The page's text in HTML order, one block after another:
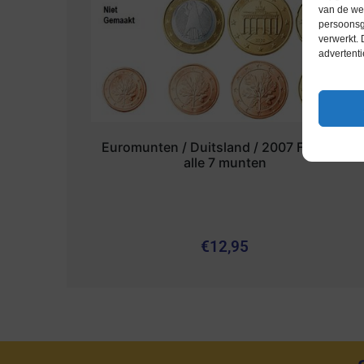
van de
verwerkt.
Euromunten / Duitsland / 2007 F / Unc /
alle 7 munten
€12,95